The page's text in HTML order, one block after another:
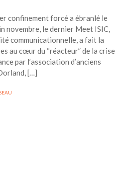
confinement forcé a ébranlé le
novembre, le dernier Meet ISIC,
communicationnelle, a fait la
au cœur du “réacteur” de la crise
par l’association d’anciens
[…]